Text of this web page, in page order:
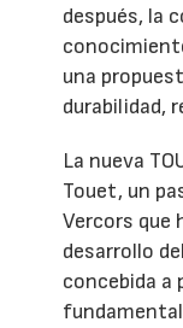
después, la
una
durabilidad,
La nueva
Touet, un
Vercors que
desarrollo
concebida a